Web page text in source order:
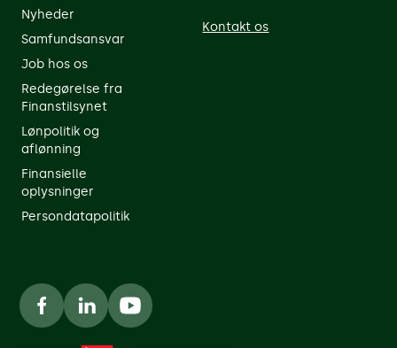
Nyheder
Samfundsansvar
Job hos os
Redegørelse fra
Finanstilsynet
Lønpolitik og
aflønning
Finansielle
oplysninger
Persondatapolitik
Kontakt os